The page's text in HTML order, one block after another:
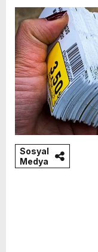
Sosyal
Medya